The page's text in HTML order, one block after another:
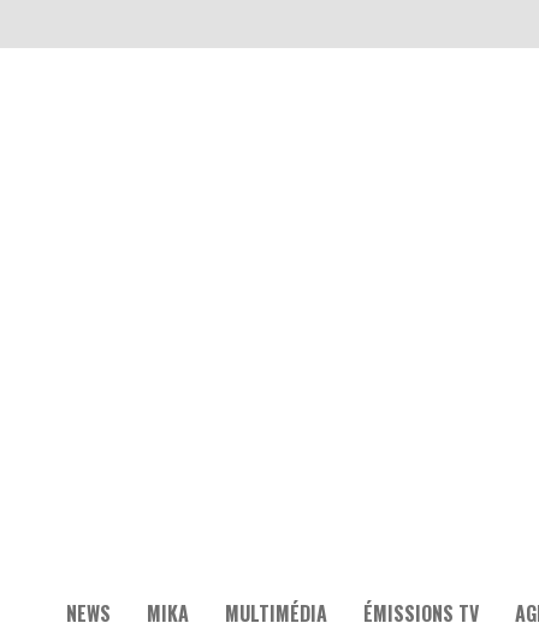
NEWS MIKA MULTIMÉDIA ÉMISSIONS TV